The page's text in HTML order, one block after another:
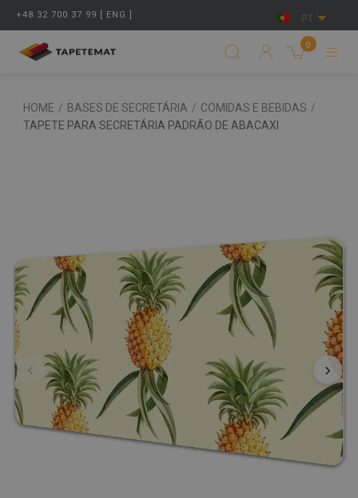
+48 32 700 37 99 [ ENG ] PT
0
HOME / BASES DE SECRETÁRIA / COMIDAS E BEBIDAS /
TAPETE PARA SECRETÁRIA PADRÃO DE ABACAXI
‹ ›